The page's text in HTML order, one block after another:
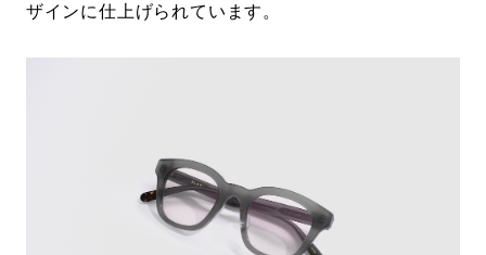
ザインに仕上げられています。